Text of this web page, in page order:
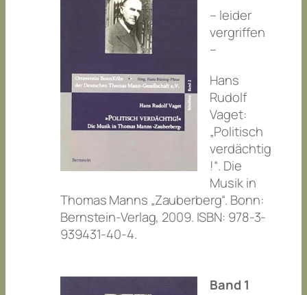
– leider
vergriffen
–
Hans
Rudolf
Vaget:
„Politisch
verdächtig
!“. Die
Musik in
Thomas Manns „Zauberberg“. Bonn:
Bernstein-Verlag, 2009. ISBN: 978-3-
939431-40-4.
Band 1